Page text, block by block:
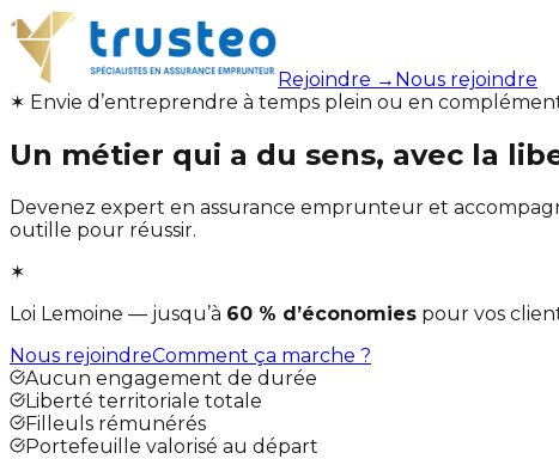
Rejoindre → Nous rejoindre
✶ Envie d’entreprendre à temps plein ou en
Un métier qui a du sens, avec la
Devenez expert en assurance emprunteur et
outille pour réussir.
✶
Loi Lemoine — jusqu’à 60 % d’économies pour vos
Nous rejoindreComment ça marche ?
Aucun engagement de durée
Liberté territoriale totale
Filleuls rémunérés
Portefeuille valorisé au départ